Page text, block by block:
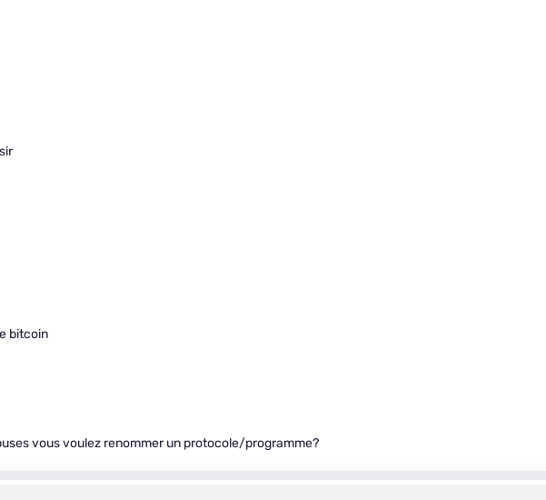
bitcoin
vous voulez renommer un protocole/programme?